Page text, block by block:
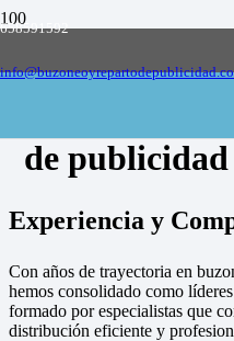
658591592
Empresa de buzoneo y reparto
de
Experiencia y
Con años de trayectoria en
hemos consolidado como
formado por especialistas que
distribución eficiente y